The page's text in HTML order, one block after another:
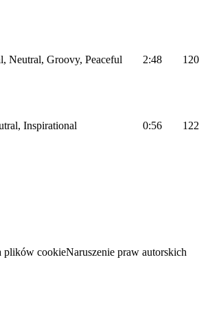
Neutral, Groovy, Peaceful 2:48 120
Inspirational 0:56 122
plików cookieNaruszenie praw autorskich